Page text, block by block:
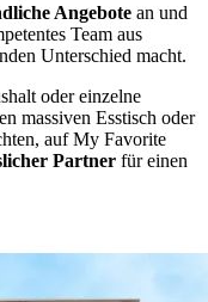
Angebote an und
Team aus
Unterschied macht.
oder einzelne
massiven Esstisch oder
auf My Favorite
Partner für einen